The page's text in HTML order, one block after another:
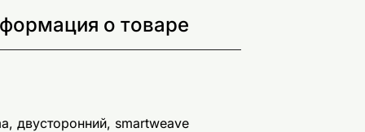
о товаре
двусторонний, smartweave